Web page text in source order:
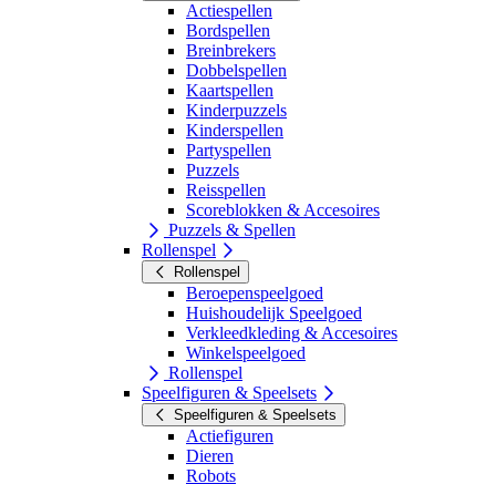
Actiespellen
Bordspellen
Breinbrekers
Dobbelspellen
Kaartspellen
Kinderpuzzels
Kinderspellen
Partyspellen
Puzzels
Reisspellen
Scoreblokken & Accesoires
Puzzels & Spellen
Rollenspel
Rollenspel
Beroepenspeelgoed
Huishoudelijk Speelgoed
Verkleedkleding & Accesoires
Winkelspeelgoed
Rollenspel
Speelfiguren & Speelsets
Speelfiguren & Speelsets
Actiefiguren
Dieren
Robots